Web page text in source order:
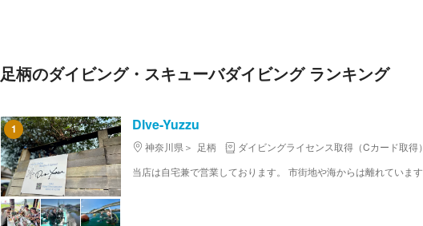
足柄のダイビング・スキューバダイビング ランキング
1 DIve-Yuzzu
神奈川県 足柄
ダイビングライセンス取得（Cカード取得）